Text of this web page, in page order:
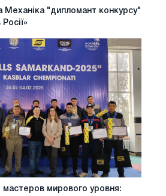
Механіка "дипломант конкурсу"
мастеров мирового уровня: